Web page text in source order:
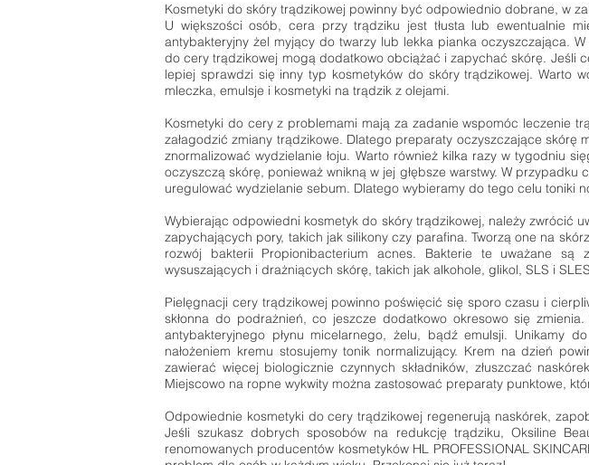
Kosmetyki do skóry trądzikowej powinny być odpowiednio dobrane, w
U większości osób, cera przy trądziku jest tłusta lub ewentualnie
antybakteryjny żel myjący do twarzy lub lekka pianka oczyszczająca.
do cery trądzikowej mogą dodatkowo obciążać i zapychać skórę. Jeśli
lepiej sprawdzi się inny typ kosmetyków do skóry trądzikowej. Warto
mleczka, emulsje i kosmetyki na trądzik z olejami.
Kosmetyki do cery z problemami mają za zadanie wspomóc leczenie
załagodzić zmiany trądzikowe. Dlatego preparaty oczyszczające
znormalizować wydzielanie łoju. Warto również kilka razy w tygodniu
oczyszczą skórę, ponieważ wnikną w jej głębsze warstwy. W
uregulować wydzielanie sebum. Dlatego wybieramy do tego celu toniki
Wybierając odpowiedni kosmetyk do skóry trądzikowej, należy zwrócić
zapychających pory, takich jak silikony czy parafina. Tworzą one na
rozwój bakterii Propionibacterium acnes. Bakterie te uważane są
wysuszających i drażniących skórę, takich jak alkohole, glikol, SLS i
Pielęgnacji cery trądzikowej powinno poświęcić się sporo czasu i
skłonna do podrażnień, co jeszcze dodatkowo okresowo się
antybakteryjnego płynu micelarnego, żelu, bądź emulsji. Unikamy
nałożeniem kremu stosujemy tonik normalizujący. Krem na dzień
zawierać więcej biologicznie czynnych składników, złuszczać
Miejscowo na ropne wykwity można zastosować preparaty punktowe,
Odpowiednie kosmetyki do cery trądzikowej regenerują naskórek,
Jeśli szukasz dobrych sposobów na redukcję trądziku, Oksiline
renomowanych producentów kosmetyków HL PROFESSIONAL